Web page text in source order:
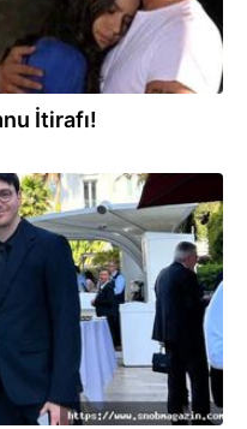
İtirafı!